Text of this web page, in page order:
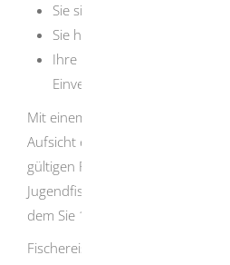
Sie sind zwischen 7 und 15
Sie haben keinen
Ihre Eltern oder deren
Einverständnis
Mit einem Jugendfischereischein
Aufsicht einer volljährigen Person
gültigen Fischereischein besitzt.
Jugendfischereischein gilt bis zum
dem Sie 16 Jahre alt werden.
Fischereischein auf Lebenszeit